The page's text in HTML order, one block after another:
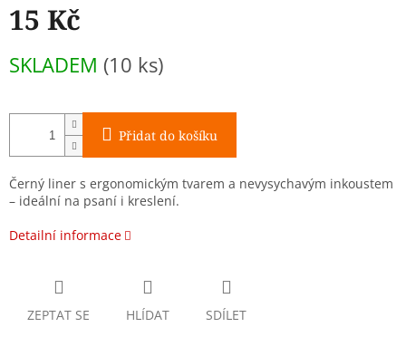
15 Kč
cena:
SKLADEM (10 ks)
Přidat do košíku
Černý liner s ergonomickým tvarem a nevysychavým inkoustem
– ideální na psaní i kreslení.
Detailní informace
ZEPTAT SE HLÍDAT SDÍLET